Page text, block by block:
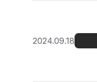
2024.09.18